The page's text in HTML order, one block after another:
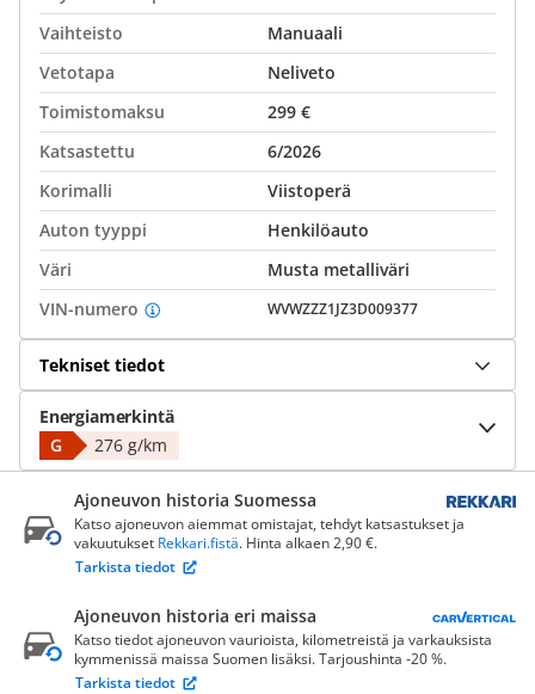
Vaihteisto
Manuaali
Vetotapa
Neliveto
Toimistomaksu
299 €
Katsastettu
6/2026
Korimalli
Viistoperä
Auton tyyppi
Henkilöauto
Väri
Musta metalliväri
VIN-numero
WVWZZZ1JZ3D009377
Tekniset tiedot
Energiamerkintä
G
276 g/km
Ajoneuvon historia Suomessa
Katso ajoneuvon aiemmat omistajat, tehdyt katsastukset ja
vakuutukset Rekkari.fistä. Hinta alkaen 2,90 €.
Tarkista tiedot
Ajoneuvon historia eri maissa
Katso tiedot ajoneuvon vaurioista, kilometreistä ja varkauksista
kymmenissä maissa Suomen lisäksi. Tarjoushinta -20 %.
Tarkista tiedot